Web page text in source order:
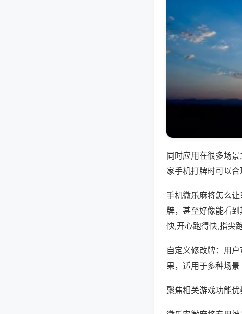
同时应用在很多场
家手机打牌时可以
手机微乐麻将怎么
牌，甚至好像能看
快,开心跑得快,指尖
自定义修改牌：用
果，适用于多种场
聚焦相关游戏功能优